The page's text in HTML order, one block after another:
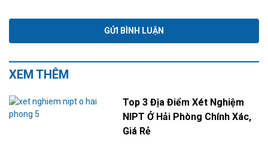
XEM THÊM
Top 3 Địa Điểm Xét Nghiệm
NIPT Ở Hải Phòng Chính Xác,
Giá Rẻ